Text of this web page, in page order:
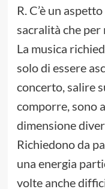
R. C’è un
sacralità che per
La musica
solo di essere
concerto, salire
comporre, sono
dimensione
Richiedono da
una energia
volte anche